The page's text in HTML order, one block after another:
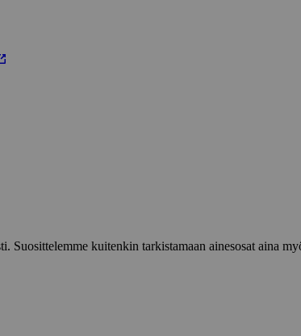
Suosittelemme kuitenkin tarkistamaan ainesosat aina